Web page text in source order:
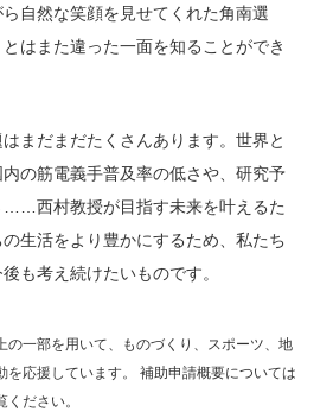
自然な笑顔を見せてくれた角南選
はまた違った一面を知ることができ
まだまだたくさんあります。世界と
の筋電義手普及率の低さや、研究予
……西村教授が目指す未来を叶えるた
生活をより豊かにするため、私たち
も考え続けたいものです。
一部を用いて、
ものづくり、スポーツ、地
応援しています。
補助申請概要については
ださい。